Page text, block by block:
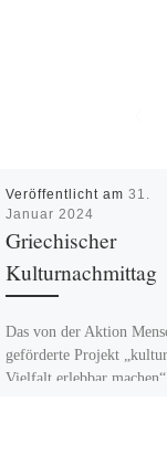
Veröffentlicht am 31.
Januar 2024
Griechischer
Kulturnachmittag
Das von der Aktion
geförderte Projekt
Vielfalt erlebbar